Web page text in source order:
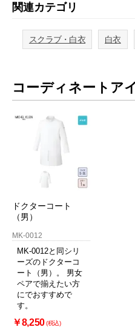
関連カテゴリ
スクラブ・白衣 白衣
コーディネートア
ドクターコート
（男）
MK-0012
MK-0012と同シリ
ーズのドクターコ
ート（男）。 男女
ペアで揃えたい方
にでおすすめで
す。
￥8,250(税込)